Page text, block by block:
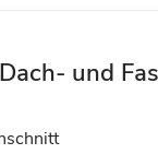
und